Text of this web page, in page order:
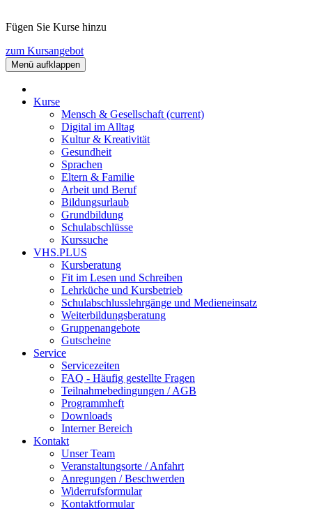
Fügen Sie Kurse hinzu
zum Kursangebot
Menü aufklappen
Kurse
Mensch & Gesellschaft (current)
Digital im Alltag
Kultur & Kreativität
Gesundheit
Sprachen
Eltern & Familie
Arbeit und Beruf
Bildungsurlaub
Grundbildung
Schulabschlüsse
Kurssuche
VHS.PLUS
Kursberatung
Fit im Lesen und Schreiben
Lehrküche und Kursbetrieb
Schulabschlusslehrgänge und Medieneinsatz
Weiterbildungsberatung
Gruppenangebote
Gutscheine
Service
Servicezeiten
FAQ - Häufig gestellte Fragen
Teilnahmebedingungen / AGB
Programmheft
Downloads
Interner Bereich
Kontakt
Unser Team
Veranstaltungsorte / Anfahrt
Anregungen / Beschwerden
Widerrufsformular
Kontaktformular